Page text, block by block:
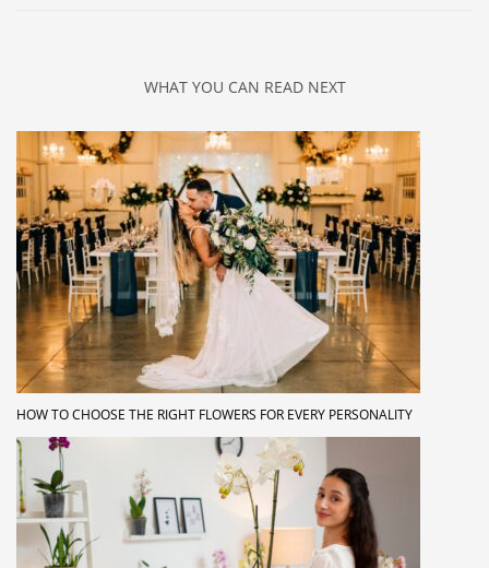
WHAT YOU CAN READ NEXT
HOW TO CHOOSE THE RIGHT FLOWERS FOR EVERY PERSONALITY